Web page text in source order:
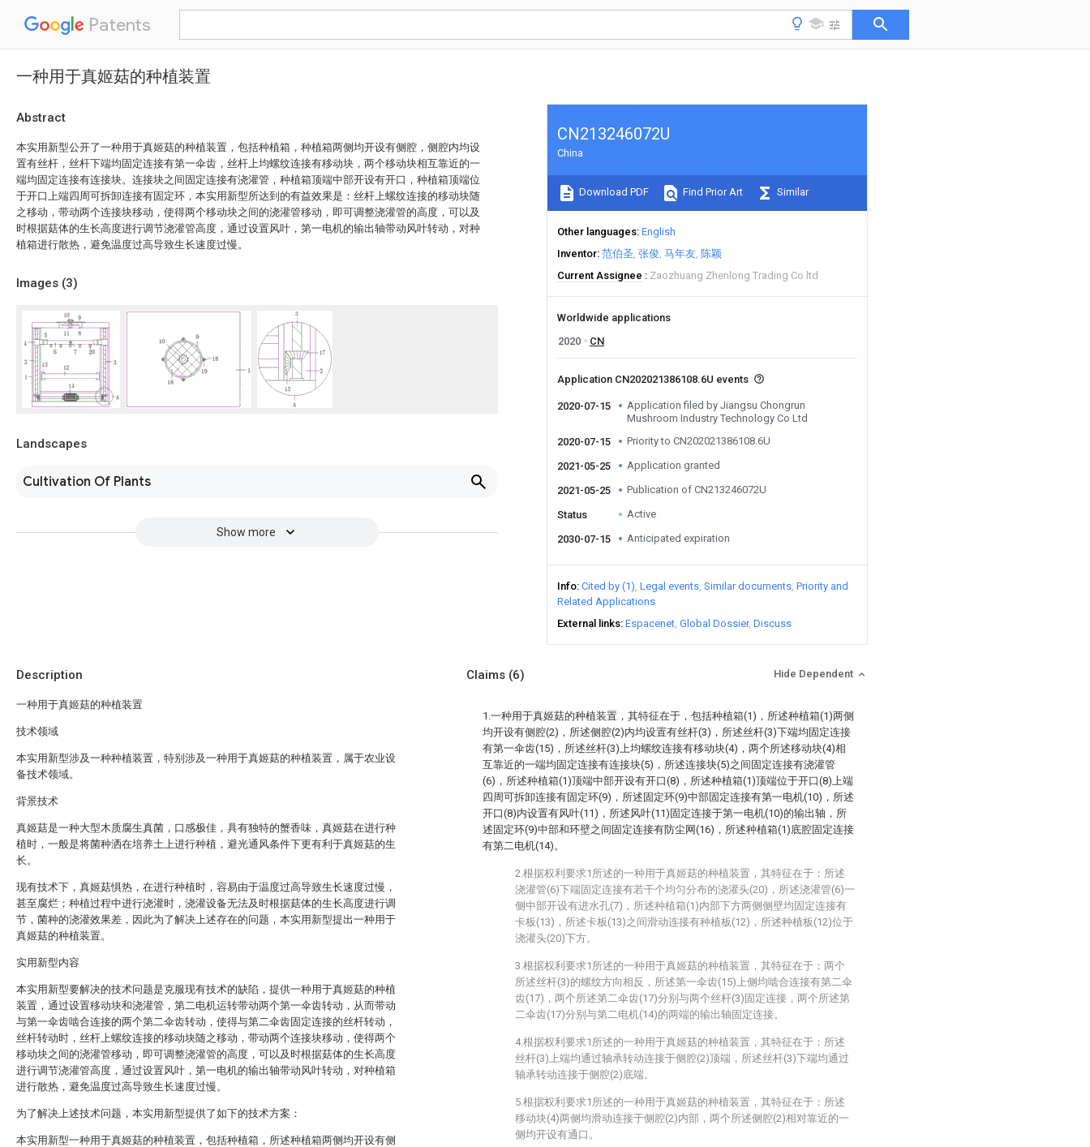
Patents
一种用于真姬菇的种植装置
Abstract
本实用新型公开了一种用于真姬菇的种植装置，包括种植箱，种植箱两侧均开设有侧腔，侧腔内均设
置有丝杆，丝杆下端均固定连接有第一伞齿，丝杆上均螺纹连接有移动块，两个移动块相互靠近的一
端均固定连接有连接块。连接块之间固定连接有浇灌管，种植箱顶端中部开设有开口，种植箱顶端位
于开口上端四周可拆卸连接有固定环，本实用新型所达到的有益效果是：丝杆上螺纹连接的移动块随
之移动，带动两个连接块移动，使得两个移动块之间的浇灌管移动，即可调整浇灌管的高度，可以及
时根据菇体的生长高度进行调节浇灌管高度，通过设置风叶，第一电机的输出轴带动风叶转动，对种
植箱进行散热，避免温度过高导致生长速度过慢。
Images (3)
Landscapes
Cultivation Of Plants
Show more
CN213246072U
China
Download PDF Find Prior Art Similar
Other languages English
Inventor 范伯圣 张俊 马年友 陈颖
Current Assignee
Zaozhuang Zhenlong Trading Co ltd
Worldwide applications
2020
CN
Application CN202021386108.6U events
2020-07-15
Application filed by Jiangsu Chongrun
Mushroom Industry Technology Co Ltd
2020-07-15
Priority to CN202021386108.6U
2021-05-25 Application granted
2021-05-25 Publication of CN213246072U
Status Active
2030-07-15 Anticipated expiration
Info Cited by (1) Legal events Similar documents Priority and
Related Applications
External links Espacenet Global Dossier Discuss
Description
一种用于真姬菇的种植装置
技术领域
本实用新型涉及一种种植装置，特别涉及一种用于真姬菇的种植装置，属于农业设
备技术领域。
背景技术
真姬菇是一种大型木质腐生真菌，口感极佳，具有独特的蟹香味，真姬菇在进行种
植时，一般是将菌种洒在培养土上进行种植，避光通风条件下更有利于真姬菇的生
长。
现有技术下，真姬菇惧热，在进行种植时，容易由于温度过高导致生长速度过慢，
甚至腐烂；种植过程中进行浇灌时，浇灌设备无法及时根据菇体的生长高度进行调
节，菌种的浇灌效果差，因此为了解决上述存在的问题，本实用新型提出一种用于
真姬菇的种植装置。
实用新型内容
本实用新型要解决的技术问题是克服现有技术的缺陷，提供一种用于真姬菇的种植
装置，通过设置移动块和浇灌管，第二电机运转带动两个第一伞齿转动，从而带动
与第一伞齿啮合连接的两个第二伞齿转动，使得与第二伞齿固定连接的丝杆转动，
丝杆转动时，丝杆上螺纹连接的移动块随之移动，带动两个连接块移动，使得两个
移动块之间的浇灌管移动，即可调整浇灌管的高度，可以及时根据菇体的生长高度
进行调节浇灌管高度，通过设置风叶，第一电机的输出轴带动风叶转动，对种植箱
进行散热，避免温度过高导致生长速度过慢。
为了解决上述技术问题，本实用新型提供了如下的技术方案：
本实用新型一种用于真姬菇的种植装置，包括种植箱，所述种植箱两侧均开设有侧
Claims (6) Hide Dependent
1.一种用于真姬菇的种植装置，其特征在于，包括种植箱(1)，所述种植箱(1)两侧
均开设有侧腔(2)，所述侧腔(2)内均设置有丝杆(3)，所述丝杆(3)下端均固定连接
有第一伞齿(15)，所述丝杆(3)上均螺纹连接有移动块(4)，两个所述移动块(4)相
互靠近的一端均固定连接有连接块(5)，所述连接块(5)之间固定连接有浇灌管
(6)，所述种植箱(1)顶端中部开设有开口(8)，所述种植箱(1)顶端位于开口(8)上端
四周可拆卸连接有固定环(9)，所述固定环(9)中部固定连接有第一电机(10)，所述
开口(8)内设置有风叶(11)，所述风叶(11)固定连接于第一电机(10)的输出轴，所
述固定环(9)中部和环壁之间固定连接有防尘网(16)，所述种植箱(1)底腔固定连接
有第二电机(14)。
2.根据权利要求1所述的一种用于真姬菇的种植装置，其特征在于：所述
浇灌管(6)下端固定连接有若干个均匀分布的浇灌头(20)，所述浇灌管(6)一
侧中部开设有进水孔(7)，所述种植箱(1)内部下方两侧侧壁均固定连接有
卡板(13)，所述卡板(13)之间滑动连接有种植板(12)，所述种植板(12)位于
浇灌头(20)下方。
3.根据权利要求1所述的一种用于真姬菇的种植装置，其特征在于：两个
所述丝杆(3)的螺纹方向相反，所述第一伞齿(15)上侧均啮合连接有第二伞
齿(17)，两个所述第二伞齿(17)分别与两个丝杆(3)固定连接，两个所述第
二伞齿(17)分别与第二电机(14)的两端的输出轴固定连接。
4.根据权利要求1所述的一种用于真姬菇的种植装置，其特征在于：所述
丝杆(3)上端均通过轴承转动连接于侧腔(2)顶端，所述丝杆(3)下端均通过
轴承转动连接于侧腔(2)底端。
5.根据权利要求1所述的一种用于真姬菇的种植装置，其特征在于：所述
移动块(4)两侧均滑动连接于侧腔(2)内部，两个所述侧腔(2)相对靠近的一
侧均开设有通口。